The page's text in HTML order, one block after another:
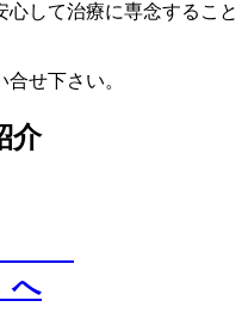
心して治療に専念すること
せ下さい。
介
で
へ